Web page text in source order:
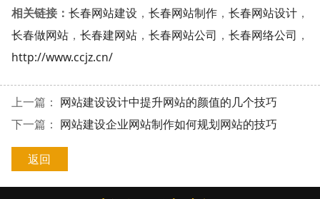
相关链接： 长春网站建设，长春网站制作 ，长春网站设计 ，
长春做网站， 长春建网站，长春网站公司 ，长春网络公司 ，
http://www.ccjz.cn/
上一篇： 网站建设设计中提升网站的颜值的几个技巧
下一篇： 网站建设企业网站制作如何规划网站的技巧
返回